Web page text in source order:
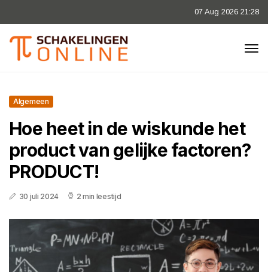
07 Aug 2026 21:28
Algemeen
Hoe heet in de wiskunde het
product van gelijke factoren?
PRODUCT!
30 juli 2024 2 min leestijd